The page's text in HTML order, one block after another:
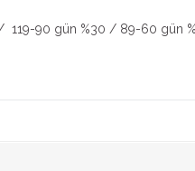
/ 119-90 gün %30 / 89-60